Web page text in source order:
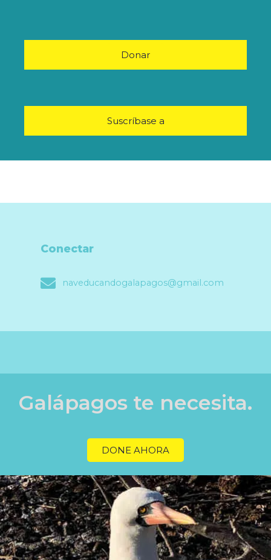
Donar
Suscríbase a
Conectar
naveducandogalapagos@gmail.com
Galápagos te necesita.
DONE AHORA